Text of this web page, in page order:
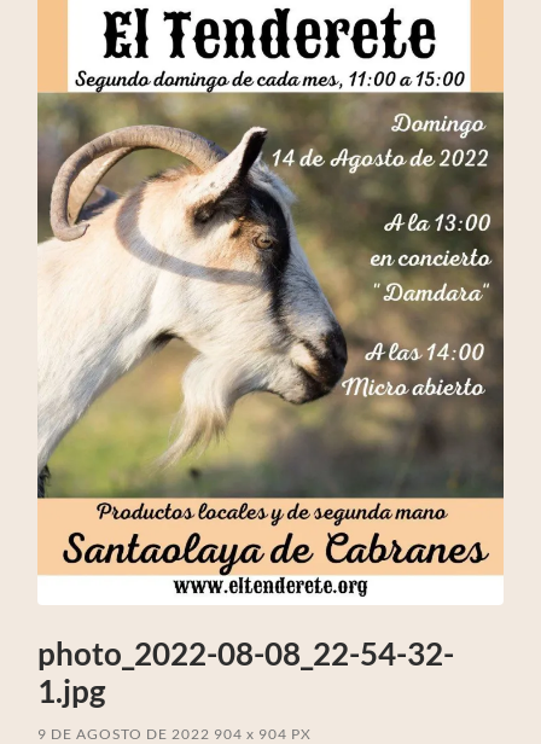
photo_2022-08-08_22-54-32-
1.jpg
9 DE AGOSTO DE 2022 904x 904 PX